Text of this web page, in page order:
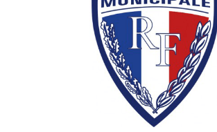
Police municipale :
05 65 65 16 46
police {@}
Tous les numéros